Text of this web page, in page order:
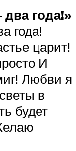
года!»
года!
царит!
И
Любви я
в
будет